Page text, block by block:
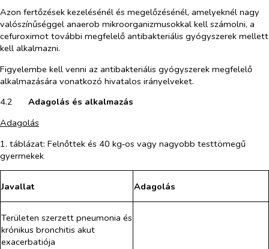
Azon fertőzések kezelésénél és megelőzésénél, amelyeknél nagy
valószínűséggel anaerob mikroorganizmusokkal kell számolni, a
cefuroximot további megfelelő antibakteriális gyógyszerek mellett
kell alkalmazni.
Figyelembe kell venni az antibakteriális gyógyszerek megfelelő
alkalmazására vonatkozó hivatalos irányelveket.
4.2​
Adagolás és alkalmazás
Adagolás
1. táblázat: Felnőttek és 40 kg‑os vagy nagyobb testtömegű
gyermekek
Javallat Adagolás
Területen szerzett pneumonia és
krónikus bronchitis akut
exacerbatiója